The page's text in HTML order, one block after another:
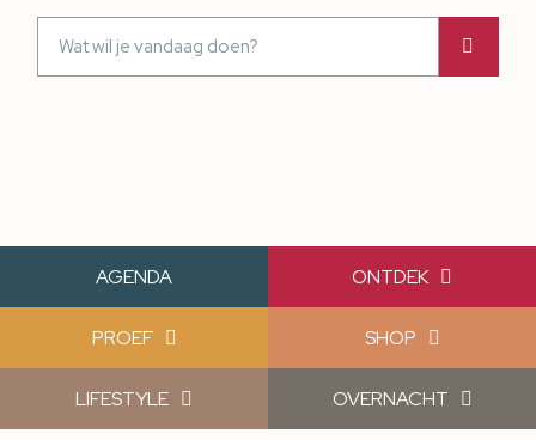
AGENDA ONTDEK
PROEF SHOP
LIFESTYLE OVERNACHT